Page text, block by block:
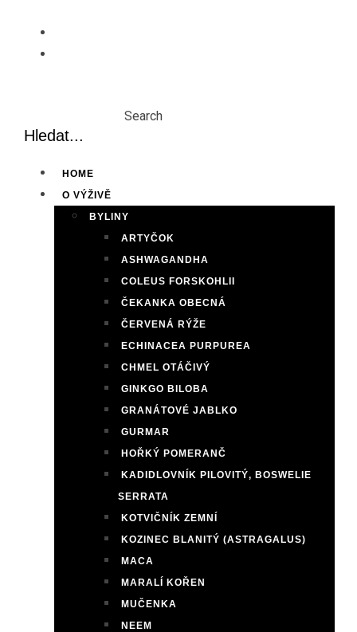
content
Search
HOME
O VÝŽIVĚ
BYLINY
ARTYČOK
ASHWAGANDHA
COLEUS FORSKOHLII
ČEKANKA OBECNÁ
ČERVENÁ RÝŽE
ECHINACEA PURPUREA
CHMEL OTÁČIVÝ
GINKGO BILOBA
GRANÁTOVÉ JABLKO
GURMAR
HOŘKÝ POMERANČ
KADIDLOVNÍK PILOVITÝ, BOSWELIE
SERRATA
KOTVIČNÍK ZEMNÍ
KOZINEC BLANITÝ (ASTRAGALUS)
MACA
MARALÍ KOŘEN
MUČENKA
NEEM